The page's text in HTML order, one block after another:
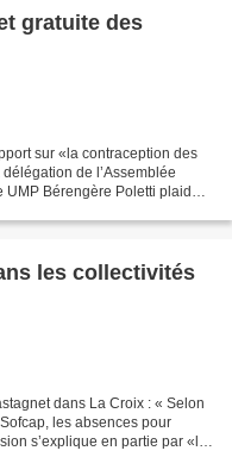
gratuite des
sur «la contraception des
de l’Assemblée
Bérengère Poletti plaide
les collectivités
dans La Croix : « Selon
les absences pour
s’explique en partie par «la